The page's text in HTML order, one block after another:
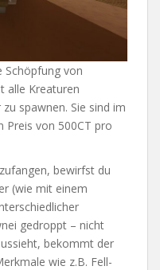
Schöpfung von
alle Kreaturen
spawnen. Sie sind im
Preis von 500CT pro
bewirfst du
(wie mit einem
gedroppt – nicht
bekommt der
wie z.B. Fell-